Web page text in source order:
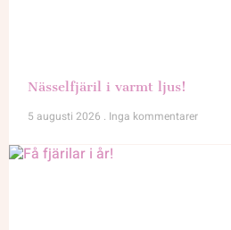
Nässelfjäril i varmt ljus!
5 augusti 2026
Inga kommentarer